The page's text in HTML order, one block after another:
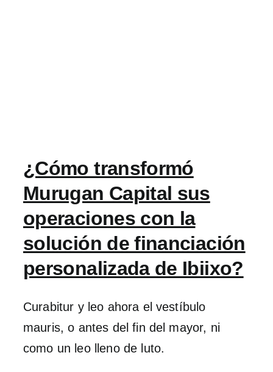
¿Cómo transformó
Murugan Capital sus
operaciones con la
solución de financiación
personalizada de Ibiixo?
Curabitur y leo ahora el vestíbulo
mauris, o antes del fin del mayor, ni
como un leo lleno de luto.